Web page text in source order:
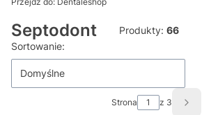
Septodont Produkty: 66
Lista produktów
Sortowanie:
Domyślne
Strona z 3